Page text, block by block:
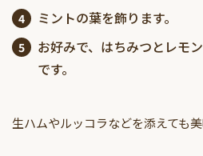
ミントの葉を飾ります。
お好みで、はちみつとレモ
です。
生ハムやルッコラなどを添えても